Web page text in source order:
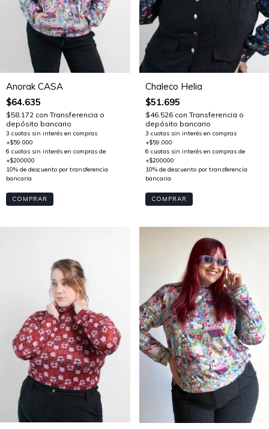
Anorak CASA
$64.635
$58.172 con Transferencia o
depósito bancario
COMPRAR
Chaleco Helia
$51.695
$46.526 con Transferencia o
depósito bancario
COMPRAR